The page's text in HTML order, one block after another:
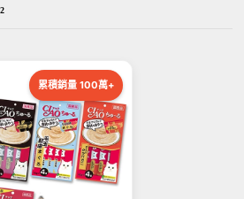
累積銷量 100萬+